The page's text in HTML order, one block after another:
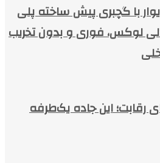
با گچبری پیش ساخته پلی
لوکس، فوری و بدون تخریب
شورای رقابت؛ این جاده یک‌طرفه